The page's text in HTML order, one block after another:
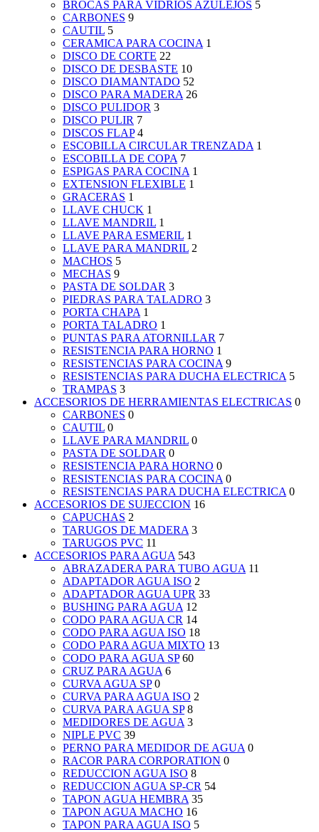
BROCAS PARA VIDRIOS AZULEJOS 5
CARBONES 9
CAUTIL 5
CERAMICA PARA COCINA 1
DISCO DE CORTE 22
DISCO DE DESBASTE 10
DISCO DIAMANTADO 52
DISCO PARA MADERA 26
DISCO PULIDOR 3
DISCO PULIR 7
DISCOS FLAP 4
ESCOBILLA CIRCULAR TRENZADA 1
ESCOBILLA DE COPA 7
ESPIGAS PARA COCINA 1
EXTENSION FLEXIBLE 1
GRACERAS 1
LLAVE CHUCK 1
LLAVE MANDRIL 1
LLAVE PARA ESMERIL 1
LLAVE PARA MANDRIL 2
MACHOS 5
MECHAS 9
PASTA DE SOLDAR 3
PIEDRAS PARA TALADRO 3
PORTA CHAPA 1
PORTA TALADRO 1
PUNTAS PARA ATORNILLAR 7
RESISTENCIA PARA HORNO 1
RESISTENCIAS PARA COCINA 9
RESISTENCIAS PARA DUCHA ELECTRICA 5
TRAMPAS 3
ACCESORIOS DE HERRAMIENTAS ELECTRICAS 0
CARBONES 0
CAUTIL 0
LLAVE PARA MANDRIL 0
PASTA DE SOLDAR 0
RESISTENCIA PARA HORNO 0
RESISTENCIAS PARA COCINA 0
RESISTENCIAS PARA DUCHA ELECTRICA 0
ACCESORIOS DE SUJECCION 16
CAPUCHAS 2
TARUGOS DE MADERA 3
TARUGOS PVC 11
ACCESORIOS PARA AGUA 543
ABRAZADERA PARA TUBO AGUA 11
ADAPTADOR AGUA ISO 2
ADAPTADOR AGUA UPR 33
BUSHING PARA AGUA 12
CODO PARA AGUA CR 14
CODO PARA AGUA ISO 18
CODO PARA AGUA MIXTO 13
CODO PARA AGUA SP 60
CRUZ PARA AGUA 6
CURVA AGUA SP 0
CURVA PARA AGUA ISO 2
CURVA PARA AGUA SP 8
MEDIDORES DE AGUA 3
NIPLE PVC 39
PERNO PARA MEDIDOR DE AGUA 0
RACOR PARA CORPORATION 0
REDUCCION AGUA ISO 8
REDUCCION AGUA SP-CR 54
TAPON AGUA HEMBRA 35
TAPON AGUA MACHO 16
TAPON PARA AGUA ISO 5